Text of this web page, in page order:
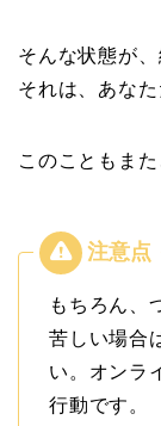
そんな状態が
それは、あなた
このこともま
もちろん、
苦しい場合
い。オンラ
行動です。